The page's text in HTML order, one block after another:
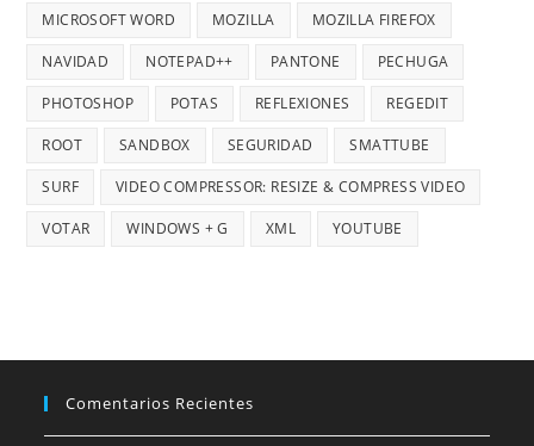
MICROSOFT WORD MOZILLA MOZILLA FIREFOX
NAVIDAD NOTEPAD++ PANTONE PECHUGA
PHOTOSHOP POTAS REFLEXIONES REGEDIT
ROOT SANDBOX SEGURIDAD SMATTUBE
SURF VIDEO COMPRESSOR: RESIZE & COMPRESS VIDEO
VOTAR WINDOWS + G XML YOUTUBE
Comentarios Recientes